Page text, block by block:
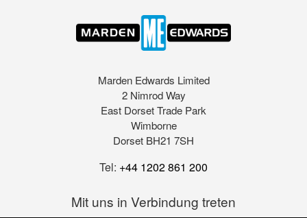
Marden Edwards Limited
2 Nimrod Way
East Dorset Trade Park
Wimborne
Dorset BH21 7SH
Tel: +44 1202 861 200
Mit uns in Verbindung treten